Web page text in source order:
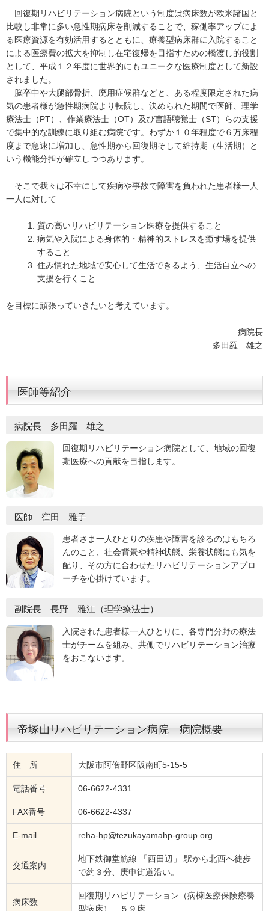
回復期リハビリテーション病院という制度は病床数が欧米諸国と
比較し非常に多い急性期病床を削減することで、稼働率アップによ
る医療資源を有効活用するとともに、療養型病床群に入院すること
による医療費の拡大を抑制し在宅復帰を目指すための橋渡し的役割
として、平成１２年度に世界的にもユニークな医療制度として新設
されました。
脳卒中や大腿部骨折、廃用症候群などと、ある程度限定された病
気の患者様が急性期病院より転院し、決められた期間で医師、理学
療法士（PT）、作業療法士（OT）及び言語聴覚士（ST）らの支援
で集中的な訓練に取り組む病院です。わずか１０年程度で６万床程
度まで急速に増加し、急性期から回復期そして維持期（生活期）と
いう機能分担が確立しつつあります。
そこで我々は不幸にして疾病や事故で障害を負われた患者様一人
一人に対して
質の高いリハビリテーション医療を提供すること
病気や入院による身体的・精神的ストレスを癒す場を提供
すること
住み慣れた地域で安心して生活できるよう、生活自立への
支援を行くこと
を目標に頑張っていきたいと考えています。
病院長
多田羅 雄之
医師等紹介
病院長 多田羅 雄之
回復期リハビリテーション病院として、地域の回復
期医療への貢献を目指します。
医師 窪田 雅子
患者さま一人ひとりの疾患や障害を診るのはもちろ
んのこと、社会背景や精神状態、栄養状態にも気を
配り、その方に合わせたリハビリテーションアプロ
ーチを心掛けています。
副院長 長野 雅江（理学療法士）
入院された患者様一人ひとりに、各専門分野の療法
士がチームを組み、共働でリハビリテーション治療
をおこないます。
帝塚山リハビリテーション病院 病院概要
住 所 大阪市阿倍野区阪南町5-15-5
電話番号 06-6622-4331
FAX番号 06-6622-4337
E-mail reha-hp@tezukayamahp-group.org
交通案内
地下鉄御堂筋線 「西田辺」 駅から北西へ徒歩
で約３分、庚申街道沿い。
病床数
回復期リハビリテーション（病棟医療保険療養
型病床） ５９床